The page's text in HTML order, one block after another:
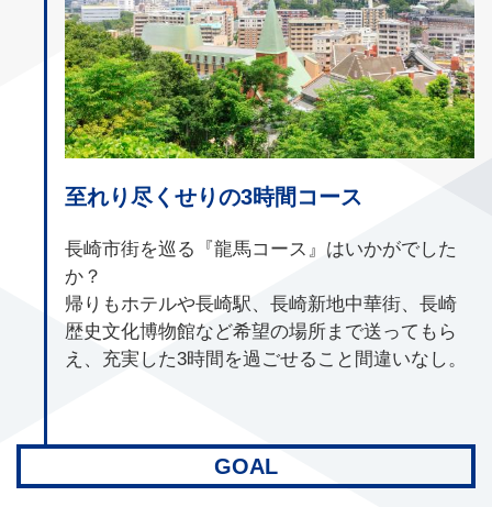
至れり尽くせりの3時間コース
長崎市街を巡る『龍馬コース』はいかがでした
か？
帰りもホテルや長崎駅、長崎新地中華街、長崎
歴史文化博物館など希望の場所まで送ってもら
え、充実した3時間を過ごせること間違いなし。
GOAL